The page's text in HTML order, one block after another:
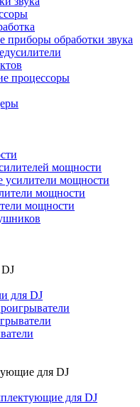
обработки звука
процессоры
мощности
усилители мощности
мощности
мощности
для DJ
для DJ
для DJ